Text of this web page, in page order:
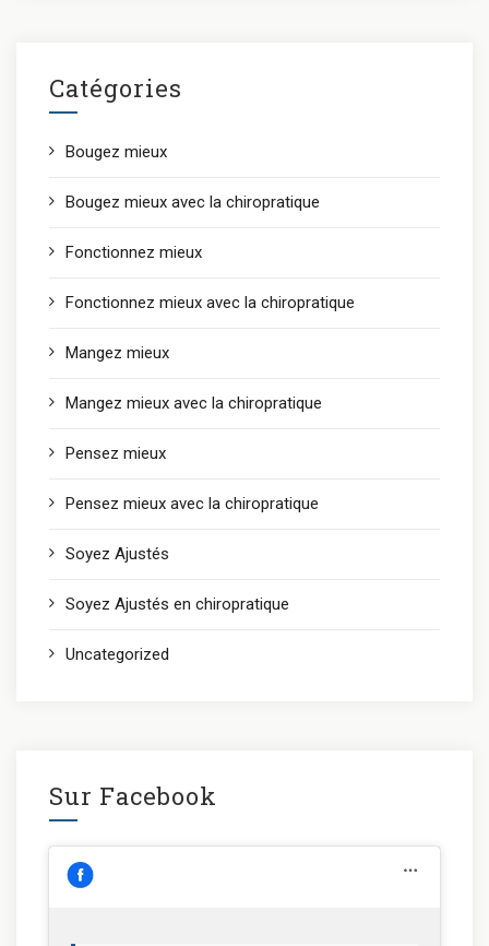
Catégories
Bougez mieux
Bougez mieux avec la chiropratique
Fonctionnez mieux
Fonctionnez mieux avec la chiropratique
Mangez mieux
Mangez mieux avec la chiropratique
Pensez mieux
Pensez mieux avec la chiropratique
Soyez Ajustés
Soyez Ajustés en chiropratique
Uncategorized
Sur Facebook